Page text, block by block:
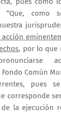
como
acción
, por lo que
Común
pues
corresponde
la ejecución